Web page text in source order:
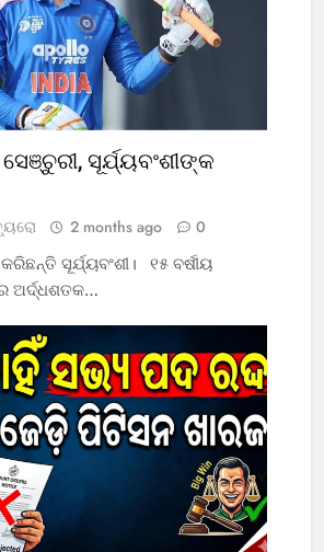
ସୂର୍ଯ୍ୟବଂଶୀଙ୍କ
2 months ago 0
ସୂର୍ଯ୍ୟବଂଶୀ। ୧୫ ବର୍ଷୀୟ
ଅର୍ଦ୍ଧଶତକ…